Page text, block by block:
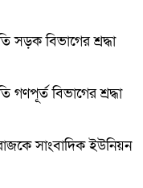
সড়ক বিভাগের শ্রদ্ধা
গণপূর্ত বিভাগের শ্রদ্ধা
সাংবাদিক ইউনিয়ন